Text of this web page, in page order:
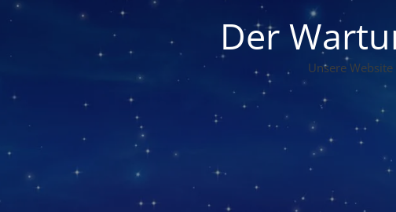
Der
Unsere